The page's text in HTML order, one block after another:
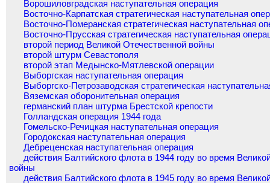
Ворошиловградская наступательная операция
Восточно-Карпатская стратегическая наступательная
Восточно-Померанская стратегическая наступательная
Восточно-Прусская стратегическая наступательная
второй период Великой Отечественной войны
второй штурм Севастополя
второй этап Медынско-Мятлевской операции
Выборгская наступательная операция
Выборгско-Петрозаводская стратегическая
Вяземская оборонительная операция
германский план штурма Брестской крепости
Голландская операция 1944 года
Гомельско-Речицкая наступательная операция
Городокская наступательная операция
Дебреценская наступательная операция
действия Балтийского флота в 1944 году во время
войны
действия Балтийского флота в 1945 году во время